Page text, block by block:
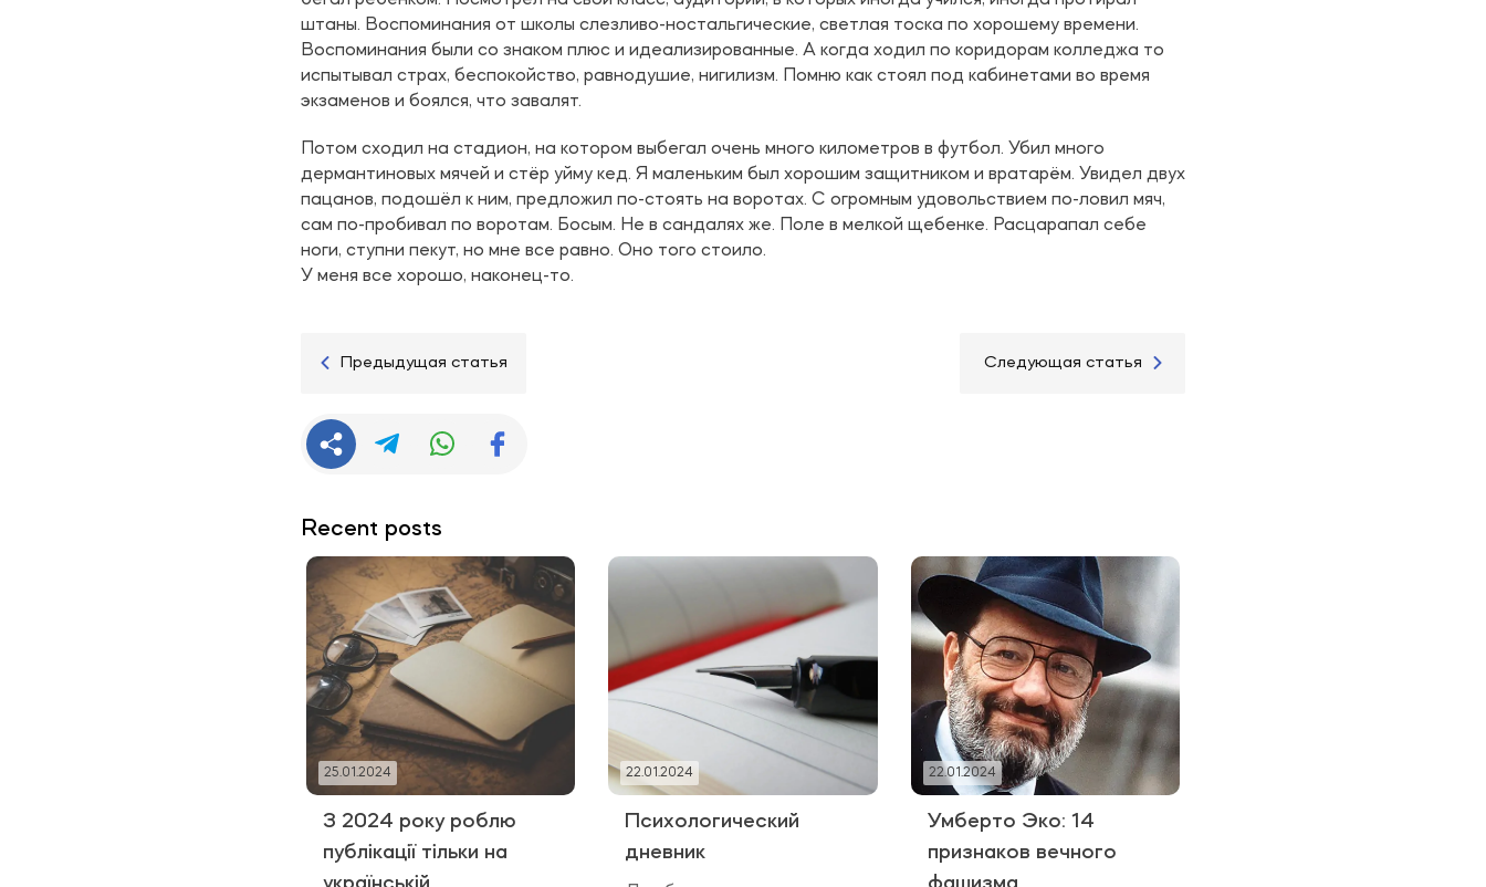
штаны. Воспоминания от школы слезливо-ностальгические, светлая тоска по хорошему времени.
Воспоминания были со знаком плюс и идеализированные. А когда ходил по коридорам колледжа то
испытывал страх, беспокойство, равнодушие, нигилизм. Помню как стоял под кабинетами во время
экзаменов и боялся, что завалят.
Потом сходил на стадион, на котором выбегал очень много километров в футбол. Убил много
дермантиновых мячей и стёр уйму кед. Я маленьким был хорошим защитником и вратарём. Увидел двух
пацанов, подошёл к ним, предложил по-стоять на воротах. С огромным удовольствием по-ловил мяч,
сам по-пробивал по воротам. Босым. Не в сандалях же. Поле в мелкой щебенке. Расцарапал себе
ноги, ступни пекут, но мне все равно. Оно того стоило.
У меня все хорошо, наконец-то.
Предыдущая статья Следующая статья
Recent posts
25.01.2024
З 2024 року роблю
публікації тільки на
22.01.2024
Психологический
дневник
22.01.2024
Умберто Эко: 14
признаков вечного